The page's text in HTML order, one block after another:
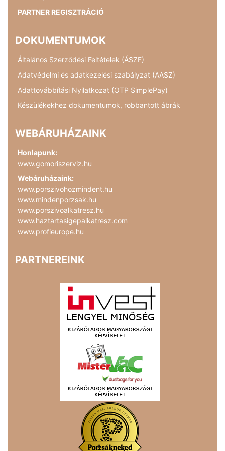
PARTNER REGISZTRÁCIÓ
DOKUMENTUMOK
Általános Szerződési Feltételek (ÁSZF)
Adatvédelmi és adatkezelési szabályzat (AASZ)
Adattovábbítási Nyilatkozat (OTP SimplePay)
Készülékekhez dokumentumok, robbantott ábrák
WEBÁRUHÁZAINK
Honlapunk:
www.gomoriszerviz.hu
Webáruházaink:
www.porszivohozmindent.hu
www.mindenporzsak.hu
www.porszivoalkatresz.hu
www.haztartasigepalkatresz.com
www.profieurope.hu
PARTNEREINK